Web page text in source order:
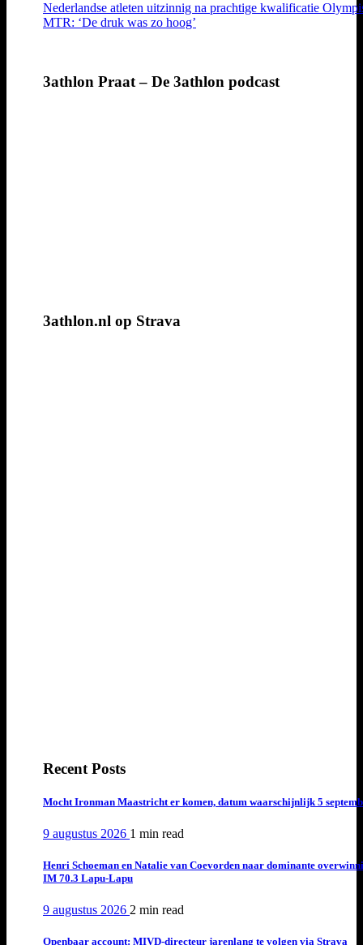
Nederlandse atleten uitzinnig na prachtige kwalificatie
MTR: ‘De druk was zo hoog’
3athlon Praat – De 3athlon podcast
3athlon.nl op Strava
Recent Posts
Mocht Ironman Maastricht er komen, datum waarschijnlijk 5
9 augustus 2026 1 min read
Henri Schoeman en Natalie van Coevorden naar dominante
IM 70.3 Lapu-Lapu
9 augustus 2026 2 min read
Openbaar account: MIVD-directeur jarenlang te volgen via Strava